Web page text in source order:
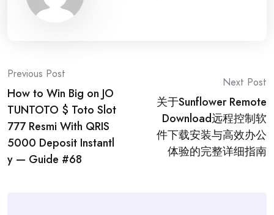
Post
navigation
Previous Post
How to Win Big on JO
TUNTOTO $ Toto Slot
777 Resmi With QRIS
5000 Deposit Instantl
y — Guide #68
Next Post
关于Sunflower Remote
Download远程控制软
件下载安装与高效办公
体验的完整详细指南